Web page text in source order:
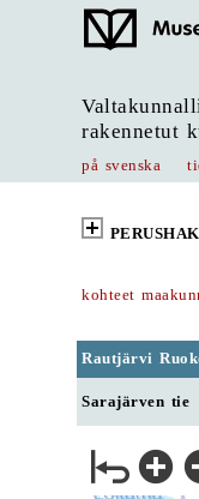
rakennetut
på svenska
kohteet
Rautjärvi
Sarajärven tie